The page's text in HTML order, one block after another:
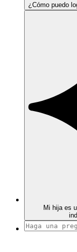
¿Cómo puedo
Mi hija es